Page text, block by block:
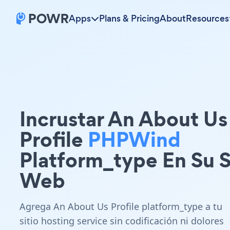
Apps Plans & PricingAboutResources
Incrustar An About Us
Profile PHPWind
Platform_type En Su
Web
Agrega An About Us Profile platform_type a tu
sitio hosting service sin codificación ni dolores